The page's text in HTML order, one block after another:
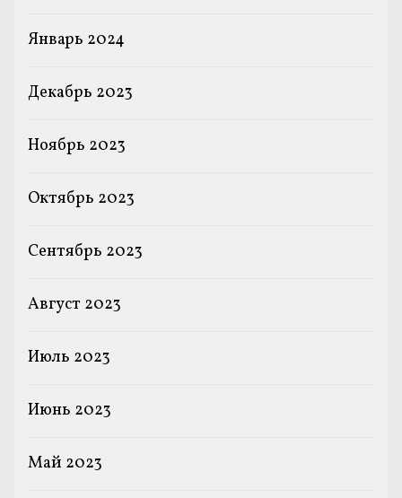
Январь 2024
Декабрь 2023
Ноябрь 2023
Октябрь 2023
Сентябрь 2023
Август 2023
Июль 2023
Июнь 2023
Май 2023